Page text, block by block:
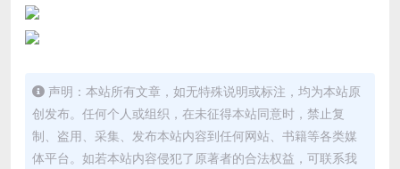
声明：本站所有文章，如无特殊说明或标注，均为本站原
创发布。任何个人或组织，在未征得本站同意时，禁止复
制、盗用、采集、发布本站内容到任何网站、书籍等各类媒
体平台。如若本站内容侵犯了原著者的合法权益，可联系我